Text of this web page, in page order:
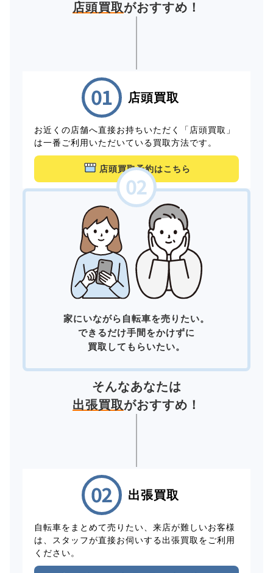
店頭買取がおすすめ！
店頭買取
お近くの店舗へ直接お持ちいただく「店頭買取」
は一番ご利用いただいている買取方法です。
店頭買取予約はこちら
家にいながら自転車を売りたい。
できるだけ手間をかけずに
買取してもらいたい。
そんなあなたは
出張買取がおすすめ！
出張買取
自転車をまとめて売りたい、来店が難しいお客様
は、スタッフが直接お伺いする出張買取をご利用
ください。